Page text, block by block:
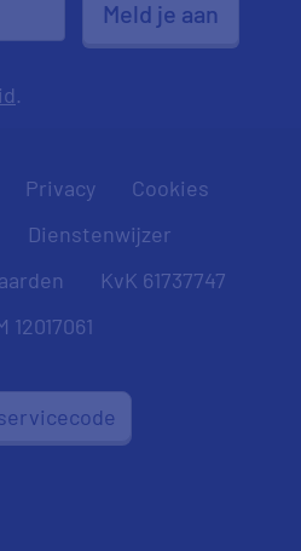
Meld je aan
.
Privacy
Cookies
Dienstenwijzer
KvK 61737747
12017061